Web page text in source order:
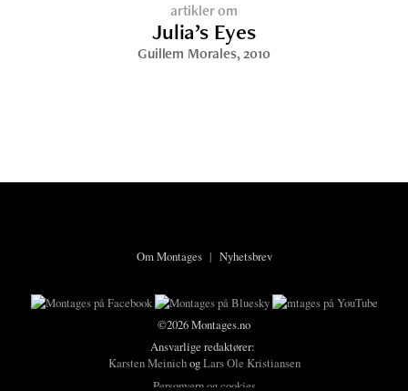
artikler om
Julia’s Eyes
Guillem Morales, 2010
Om Montages| Nyhetsbrev
©2026 Montages.no
Ansvarlige redaktører:
Karsten MeinichogLars Ole Kristiansen
Personvern og cookies